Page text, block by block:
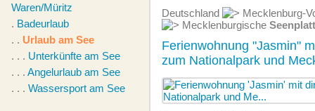
Waren/Müritz
. Badeurlaub
. . Urlaub am See
. . . Unterkünfte am See
. . . Angelurlaub am See
. . . Wassersport am See
Deutschland
Mecklenburg-
Mecklenburgische
Ferienwohnung "Jasmin"
zum Nationalpark und